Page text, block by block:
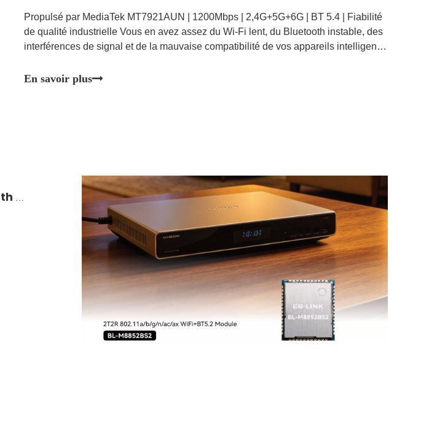
Propulsé par MediaTek MT7921AUN | 1200Mbps | 2,4G+5G+6G | BT 5.4 | Fiabilité
de qualité industrielle Vous en avez assez du Wi-Fi lent, du Bluetooth instable, des
interférences de signal et de la mauvaise compatibilité de vos appareils intelligents
avez besoin pour mettre à niveau la connectivité.
En savoir plus
BL-M8852BS2 : Solution sans fil tout-en-un WiFi 6 + Bluetooth 5.2